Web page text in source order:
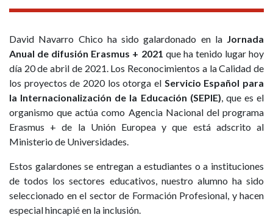
David Navarro Chico ha sido galardonado en la Jornada
Anual de difusión Erasmus + 2021 que ha tenido lugar hoy
día 20 de abril de 2021. Los Reconocimientos a la Calidad de
los proyectos de 2020 los otorga el Servicio Español para
la Internacionalización de la Educación (SEPIE), que es el
organismo que actúa como Agencia Nacional del programa
Erasmus + de la Unión Europea y que está adscrito al
Ministerio de Universidades.
Estos galardones se entregan a estudiantes o a instituciones
de todos los sectores educativos, nuestro alumno ha sido
seleccionado en el sector de Formación Profesional, y hacen
especial hincapié en la inclusión.